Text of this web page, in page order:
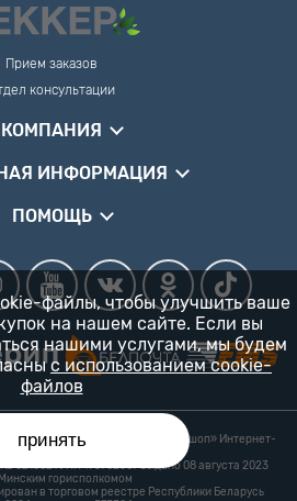
Прием заказов
консультации
КОМПАНИЯ
ИНФОРМАЦИЯ
ПОМОЩЬ
ответственностью «Гарденшоп» Интернет-
«БЕККЕР™» 24/7
0218821 УНП 193702687 выдано 08 августа 2023
горисполкомом
в торговом реестре Республики Беларусь
файлы, чтобы улучшить ваше
на нашем сайте. Если вы
нашими услугами, мы будем
с использованием cookie-
файлов
принять